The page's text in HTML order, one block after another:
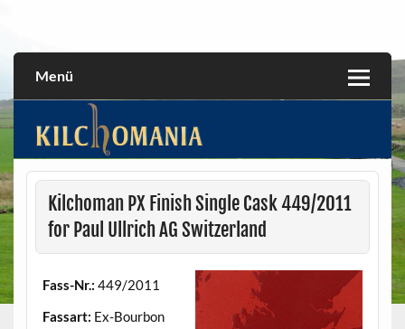
Menü
Kilchoman PX Finish Single Cask 449/2011
for Paul Ullrich AG Switzerland
Fass-Nr.: 449/2011
Fassart: Ex-Bourbon